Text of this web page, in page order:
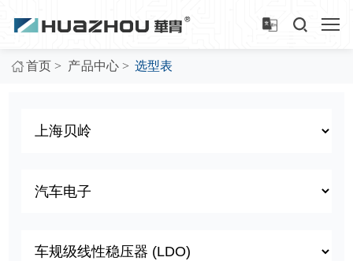
首页 > 产品中心 > 选型表